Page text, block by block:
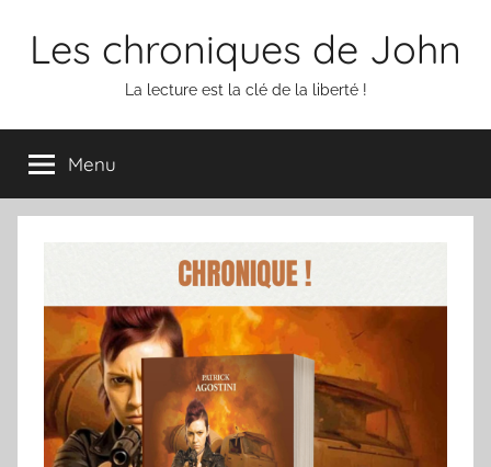
Les chroniques de John
La lecture est la clé de la liberté !
Menu